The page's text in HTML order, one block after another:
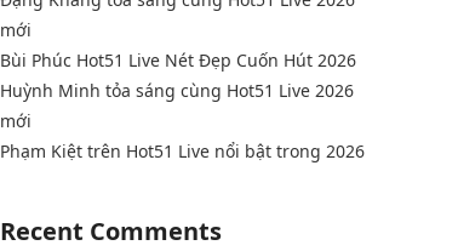
mới
Bùi Phúc Hot51 Live Nét Đẹp Cuốn Hút 2026
Huỳnh Minh tỏa sáng cùng Hot51 Live 2026
mới
Phạm Kiệt trên Hot51 Live nổi bật trong 2026
Recent Comments